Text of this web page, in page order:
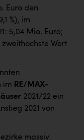
Euro den
%), im
5,04 Mio. Euro;
zweithöchste Wert
im RE/MAX-
2021/22 ein
2021 von
massiv